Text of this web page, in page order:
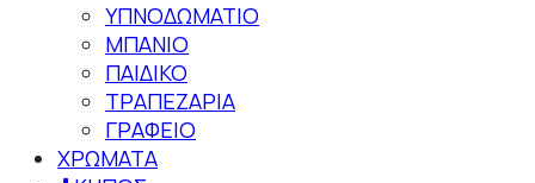
ΥΠΝΟΔΩΜΑΤΙΟ
ΜΠΑΝΙΟ
ΠΑΙΔΙΚΟ
ΤΡΑΠΕΖΑΡΙΑ
ΓΡΑΦΕΙΟ
ΧΡΩΜΑΤΑ